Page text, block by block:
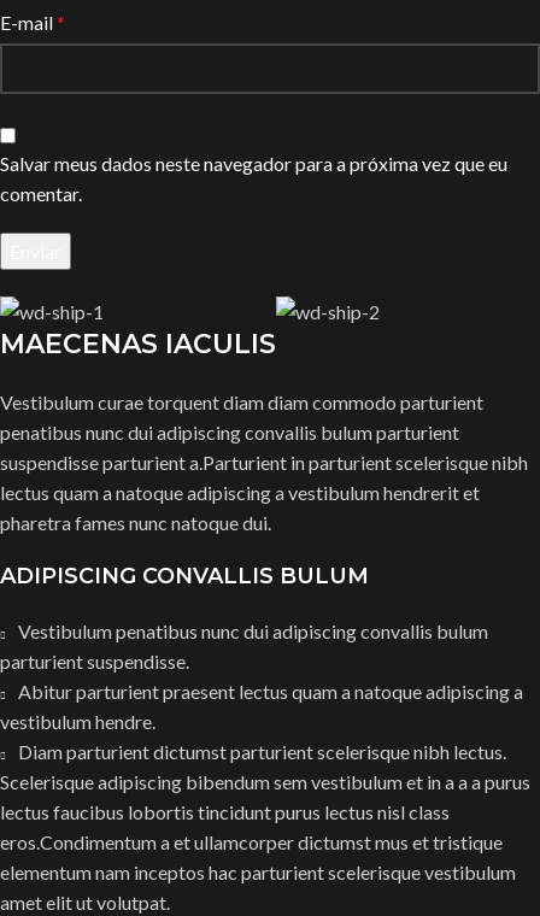
E-mail*
Salvar meus dados neste navegador para a próxima vez que eu
comentar.
MAECENAS IACULIS
Vestibulum curae torquent diam diam commodo parturient
penatibus nunc dui adipiscing convallis bulum parturient
suspendisse parturient a.Parturient in parturient scelerisque nibh
lectus quam a natoque adipiscing a vestibulum hendrerit et
pharetra fames nunc natoque dui.
ADIPISCING CONVALLIS BULUM
Vestibulum penatibus nunc dui adipiscing convallis bulum
parturient suspendisse.
Abitur parturient praesent lectus quam a natoque adipiscing a
vestibulum hendre.
Diam parturient dictumst parturient scelerisque nibh lectus.
Scelerisque adipiscing bibendum sem vestibulum et in a a a purus
lectus faucibus lobortis tincidunt purus lectus nisl class
eros.Condimentum a et ullamcorper dictumst mus et tristique
elementum nam inceptos hac parturient scelerisque vestibulum
amet elit ut volutpat.